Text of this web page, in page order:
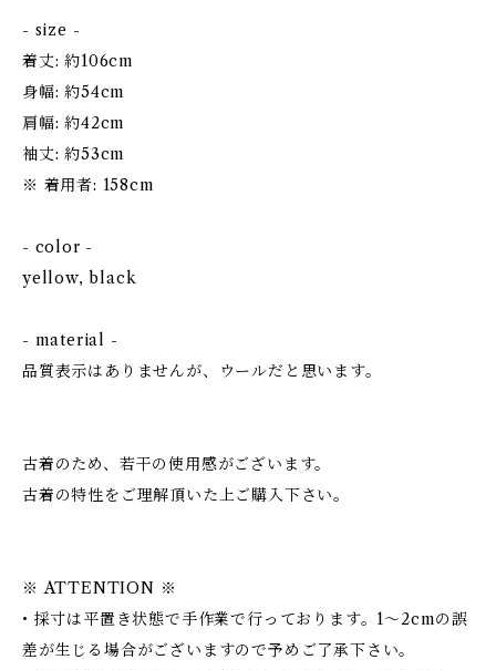
- size -
着丈: 約106cm
身幅: 約54cm
肩幅: 約42cm
袖丈: 約53cm
※ 着用者: 158cm
- color -
yellow, black
- material -
品質表示はありませんが、ウールだと思います。
古着のため、若干の使用感がございます。
古着の特性をご理解頂いた上ご購入下さい。
※ ATTENTION ※
• 採寸は平置き状態で手作業で行っております。1～2cmの誤
差が生じる場合がございますので予めご了承下さい。